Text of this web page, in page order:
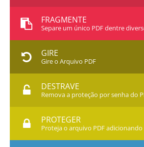
FRAGMENTE
Separe um único PDF dentre
GIRE
Gire o Arquivo PDF
DESTRAVE
Remova a proteção por senha do
PROTEGER
Proteja o arquivo PDF adicionando